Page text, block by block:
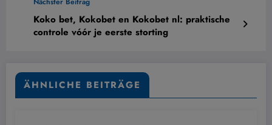
Koko bet, Kokobet en Kokobet nl: praktische
controle vóór je eerste storting
ÄHNLICHE BEITRÄGE